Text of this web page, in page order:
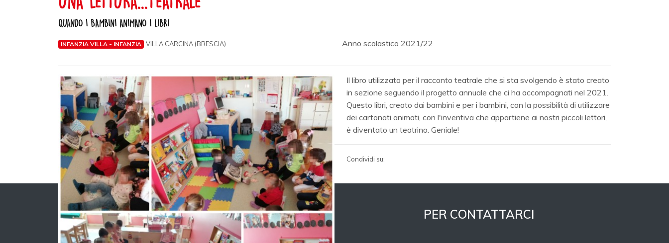
QUANDO I BAMBINI ANIMANO I LIBRI
INFANZIA VILLA - INFANZIA VILLA CARCINA (BRESCIA) Anno scolastico 2021/22
Il libro utilizzato per il racconto teatrale che si sta svolgendo è stato creato
in sezione seguendo il progetto annuale che ci ha accompagnati nel 2021.
Questo libri, creato dai bambini e per i bambini, con la possibilità di utilizzare
dei cartonati animati, con l'inventiva che appartiene ai nostri piccoli lettori,
è diventato un teatrino. Geniale!
Condividi su:
PER CONTATTARCI